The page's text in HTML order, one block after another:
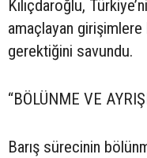
Kılıçdaroğlu,
amaçlayan girişimlere
gerektiğini savundu.
“BÖLÜNME VE
Barış sürecinin